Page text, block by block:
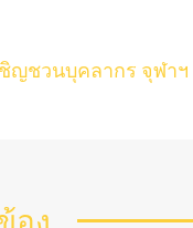
ญชวนบุคลากร จุฬา